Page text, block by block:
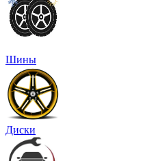
Шины
Диски